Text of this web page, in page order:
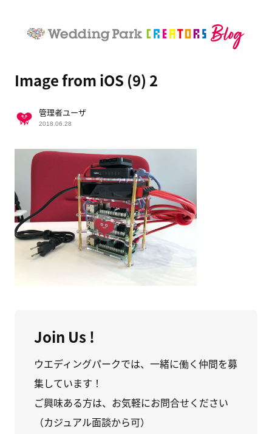
Image from iOS (9) 2
管理者ユーザ
2018.06.28
Join Us !
ウエディングパークでは、一緒に働く仲間を募
集しています！
ご興味ある方は、お気軽にお問合せください
（カジュアル面談から可）